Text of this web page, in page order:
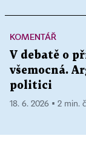
KOMENTÁŘ
V debatě o
všemocná.
politici
18. 6. 2026 ▪ 2 min.